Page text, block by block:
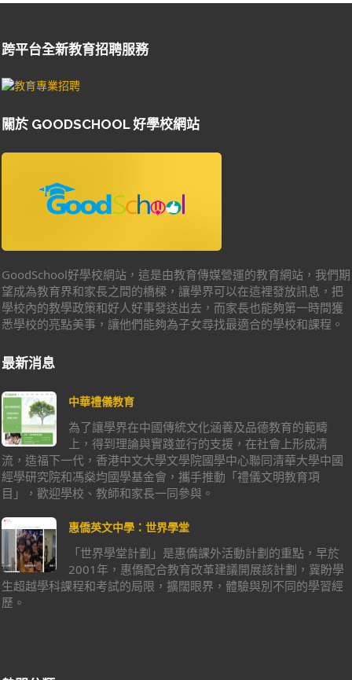
跨平台全新教育招聘服務
關於 GOODSCHOOL 好學校網站
GoodSchool好學校網站，這是由教育傳媒營運的教育網站，我們期
望成為教育界和家長之間的橋樑，讓學界可以在這裡發放訊息，把
學校內的教學政策和好人好事發送出去，而家長也能夠第一時間獲
悉學校的亮點美事，讓他們能夠為子女尋找最適合的學校和課程。
最新消息
中華禮儀教育
為了讓學界在中國傳統文化涵養及品德教育的範疇
上，得到理論與實踐並行的支援，在社會上形成清
流，造福下一代，香港中文大學文學院國學中心聯同清華大學中國
經學研究院和馮燊均國學基金會，攜手推動「禮儀文明教育項
目」，歡迎學校、教師和家長一同參與。
惠僑英文中學：世界學堂
「世界學堂計劃」是惠僑課外活動計劃的重點，早於
2001年，惠僑配合教育改革建議開展該計劃，冀盼學
生超越學科課程和考試的局限，擴闊眼界，體驗與別不同的學習經
歷。